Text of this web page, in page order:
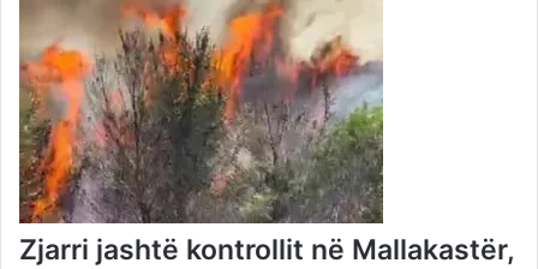
Zjarri jashtë kontrollit në Mallakastër,